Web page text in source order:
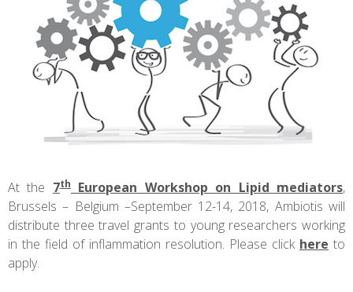
At the 7thEuropean Workshop on Lipid mediators,
Brussels – Belgium –September 12-14, 2018, Ambiotis will
distribute three travel grants to young researchers working
in the field of inflammation resolution. Please click here to
apply.